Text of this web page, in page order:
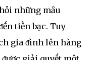
những mȃu
tiḕn bạc. Tuy
gia ᵭình lên hàng